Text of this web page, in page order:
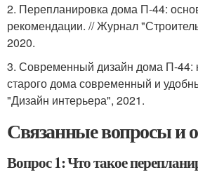
2. Перепланировка дома П-44:
рекомендации. // Журнал
2020.
3. Современный дизайн дома П-44:
старого дома современный и
"Дизайн интерьера", 2021.
Связанные вопросы и
Вопрос 1: Что такое